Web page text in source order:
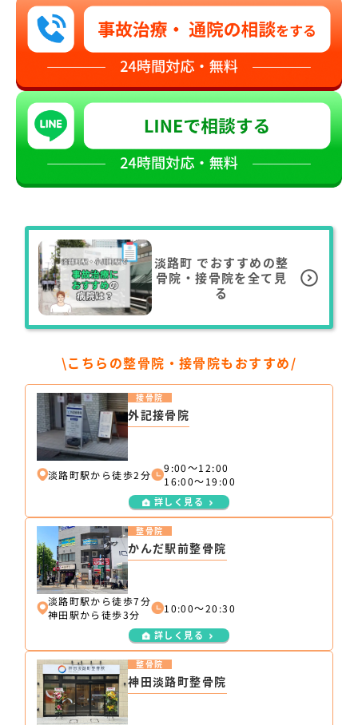
淡路町 でおすすめの整
骨院・接骨院を全て見
る
\こちらの整骨院・接骨院もおすすめ/
外記接骨院
接骨院
淡路町駅から徒歩2分
9:00～12:00
16:00～19:00
詳しく見る
かんだ駅前整骨院
整骨院
淡路町駅から徒歩7分
神田駅から徒歩3分
10:00～20:30
詳しく見る
神田淡路町整骨院
整骨院